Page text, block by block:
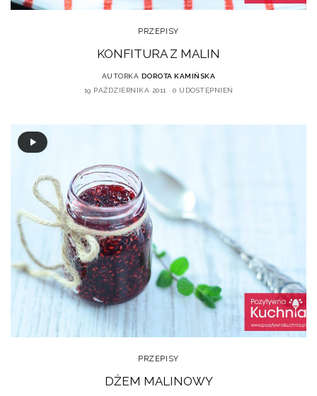
PRZEPISY
KONFITURA Z MALIN
AUTORKA DOROTA KAMIŃSKA
19 PAŹDZIERNIKA 2011
0 UDOSTĘPNIEŃ
PRZEPISY
DŻEM MALINOWY